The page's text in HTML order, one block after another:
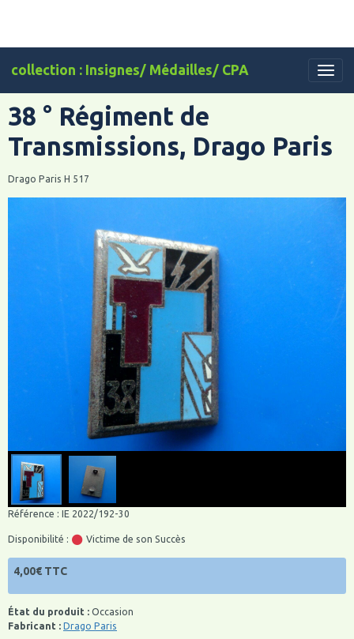
collection : Insignes/ Médailles/ CPA
38 ° Régiment de
Transmissions, Drago Paris
Drago Paris H 517
Référence : IE 2022/192-30
Disponibilité : Victime de son Succès
4,00€ TTC
État du produit : Occasion
Fabricant : Drago Paris